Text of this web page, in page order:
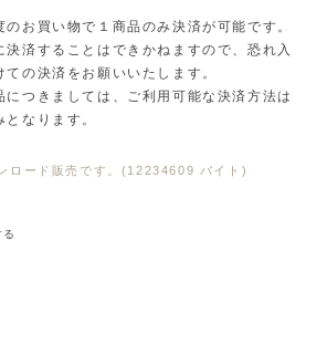
お買い物で１商品のみ決済が可能です。
済することはできかねますので、恐れ入
の決済をお願いいたします。
つきましては、ご利用可能な決済方法は
なります。
ロード販売です。(12234609 バイト)